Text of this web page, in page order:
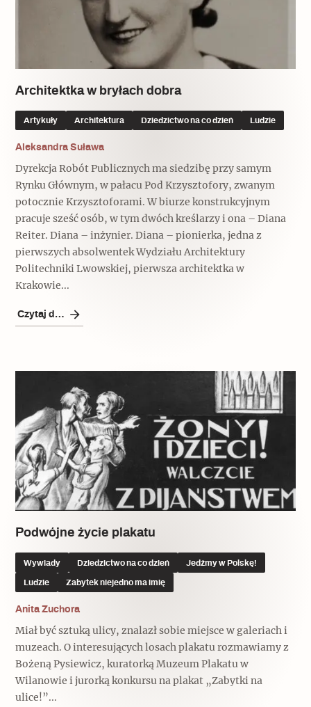
Kruchość rzeczy
Wywiady
Popularne
Dolnośląski Indiana Jones
Recenzje
Popularne
Ulubieniec Fortuny
Dziedzictwo na co dzień
Jak wskrzesić smak
Ludzie
Popularne
Siostry rzeźbiarki
Jedźmy w Polskę!
Popularne
Varia
Popularne
Memento dla modernizmu
Zabytek niejedno ma imię
Niewykonalne? Nie dla Wawelu
Archeologia
Popularne
Biskupin - rezerwat archeologiczny
Muzea od nowa
Popularne
Jak to działa? Czyli nowa odsłona
Narodowego Muzeum Techniki
Polska ze smakiem
Popularne
Kuchnia w Ostromecku: puder z
Zobacz również
Patronaty
MonumentApp
Krakowskie Kawiarnie
Architektka w bryłach dobra
Artykuły Architektura Dziedzictwo na co dzień Ludzie
Aleksandra Suława
Dyrekcja Robót Publicznych ma siedzibę przy samym
Rynku Głównym, w pałacu Pod Krzysztofory, zwanym
potocznie Krzysztoforami. W biurze konstrukcyjnym
pracuje sześć osób, w tym dwóch kreślarzy i ona – Diana
Reiter. Diana – inżynier. Diana – pionierka, jedna z
pierwszych absolwentek Wydziału Architektury
Politechniki Lwowskiej, pierwsza architektka w
Krakowie...
Czytaj dalej
Podwójne życie plakatu
Wywiady Dziedzictwo na co dzień Jedźmy w Polskę!
Ludzie Zabytek niejedno ma imię
Anita Zuchora
Miał być sztuką ulicy, znalazł sobie miejsce w galeriach i
muzeach. O interesujących losach plakatu rozmawiamy z
Bożeną Pysiewicz, kuratorką Muzeum Plakatu w
Wilanowie i jurorką konkursu na plakat „Zabytki na
ulice!”...